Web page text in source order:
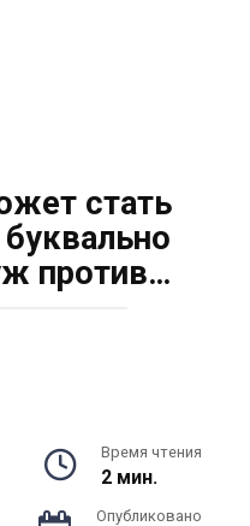
стать
против…
Время чтения
2 мин.
Опубликовано